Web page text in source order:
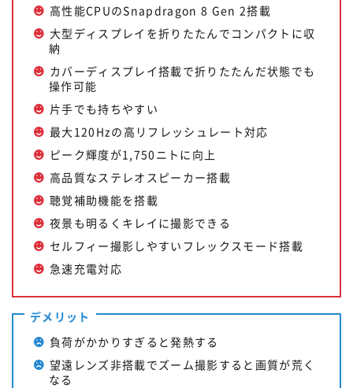
高性能CPUのSnapdragon 8 Gen 2搭載
大型ディスプレイを折りたたんでコンパクトに収
納
カバーディスプレイ搭載で折りたたんだ状態でも
操作可能
片手でも持ちやすい
最大120Hzの高リフレッシュレート対応
ピーク輝度が1,750ニトに向上
高品質なステレオスピーカー搭載
聴覚補助機能を搭載
夜景も明るくキレイに撮影できる
セルフィー撮影しやすいフレックスモード搭載
急速充電対応
デメリット
負荷がかかりすぎると発熱する
望遠レンズ非搭載でズーム撮影すると画質が荒く
なる